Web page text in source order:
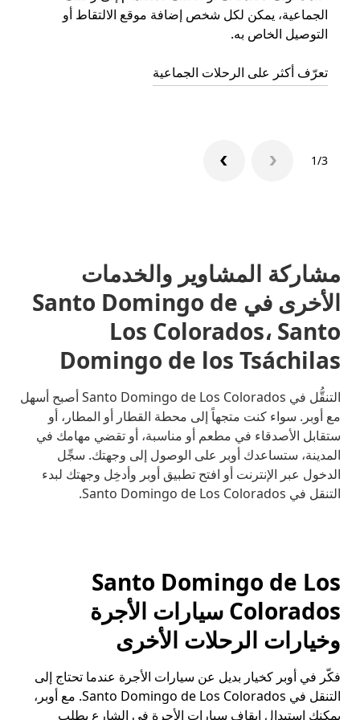
الجماعية، يمكن لكل شخص إضافة موقع الالتقاط أو
التوصيل الخاص به.
تعرّف أكثر على الرحلات الجماعية
1/3
مشاركة المشاوير والخدمات
الأخرى في Santo Domingo de
Los Colorados، Santo
Domingo de los Tsáchilas
التنقُّل في Santo Domingo de Los Colorados أصبح أسهل
مع أوبر. سواء كنت متجهاً إلى محطة القطار أو المطار، أو
ستقابل الأصدقاء في مطعم أو مناسبة، أو تقضي مهامك في
المدينة، ستساعدك أوبر على الوصول إلى وجهتك. سجِّل
الدخول عبر الإنترنت أو افتح تطبيق أوبر وأدخِل وجهتك لبدء
التنقل في Santo Domingo de Los Colorados.
Santo Domingo de Los
Colorados سيارات الأجرة
وخيارات الرحلات الأخرى
فكّر في أوبر كخيار بديل عن سيارات الأجرة عندما تحتاج إلى
التنقل في Santo Domingo de Los Colorados. مع أوبر،
يمكنك استبدال إيقاف سيارات الأجرة في الشارع بطلب